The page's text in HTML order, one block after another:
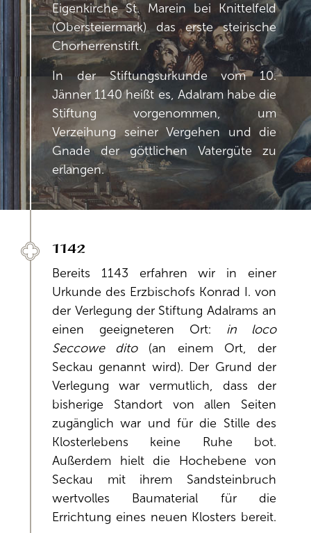
Eigenkirche St. Marein bei Knittelfeld
(Obersteiermark) das erste steirische
Chorherrenstift.
In der Stiftungsurkunde vom 10.
Jänner 1140 heißt es, Adalram habe die
Stiftung vorgenommen, um
Verzeihung seiner Vergehen und die
Gnade der göttlichen Vatergüte zu
erlangen.
1142
Bereits 1143 erfahren wir in einer
Urkunde des Erzbischofs Konrad I. von
der Verlegung der Stiftung Adalrams an
einen geeigneteren Ort: in loco
Seccowe dito(an einem Ort, der
Seckau genannt wird). Der Grund der
Verlegung war vermutlich, dass der
bisherige Standort von allen Seiten
zugänglich war und für die Stille des
Klosterlebens keine Ruhe bot.
Außerdem hielt die Hochebene von
Seckau mit ihrem Sandsteinbruch
wertvolles Baumaterial für die
Errichtung eines neuen Klosters bereit.